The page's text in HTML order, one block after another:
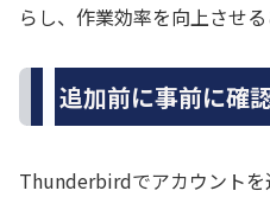
らし、作業効率を向上させる
追加前に事前に確
Thunderbirdでアカウントを